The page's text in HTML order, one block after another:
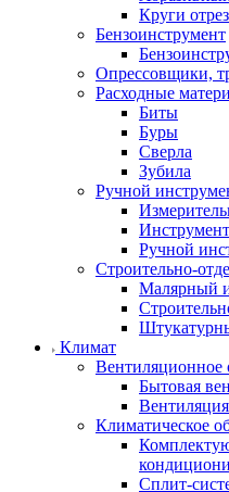
Круги
Бензоинструмент
Опрессовщики,
Расходные
Биты
Буры
Сверла
Зубила
Ручной
Ручной
Строительно-
Малярный
Климат
Вентиляционное
Бытовая
Климатическое
Сплит-